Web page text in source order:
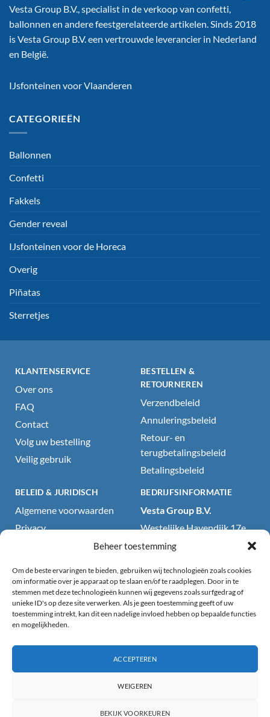
Beheer toestemming
Om de beste ervaringen te bieden, gebruiken wij technologieën zoals cookies
om informatie over je apparaat op te slaan en/of te raadplegen. Door in te
stemmen met deze technologieën kunnen wij gegevens zoals surfgedrag of
unieke ID's op deze site verwerken. Als je geen toestemming geeft of uw
toestemming intrekt, kan dit een nadelige invloed hebben op bepaalde functies
en mogelijkheden.
ACCEPTEREN
WEIGEREN
BEKIJK VOORKEUREN
Vesta Group B.V., specialist in de verkoop van confetti,
ballonnen en andere feestgerelateerde artikelen. Sinds 2018
is Vesta Group B.V. een vertrouwde leverancier in Nederland
en België.
IJsfonteinen voor Vlaanderen
CATEGORIEËN
Ballonnen
Confetti
Fakkels
Gender reveal
IJsfonteinen voor de Horeca
Overig
Piñatas
Sterretjes
KLANTENSERVICE
Over ons
FAQ
Contact
Volg uw bestelling
Veilig gebruik
BESTELLEN &
RETOURNEREN
Verzendbeleid
Annuleringsbeleid
Retour- en
terugbetalingsbeleid
Betalingsbeleid
BELEID & JURIDISCH
Algemene voorwaarden
Privacy
Website- en
productdisclaimer
Productveiligheidsdisclaimer
en gebruiksrichtlijnen
Toegankelijkheidsverklaring
BEDRIJFSINFORMATIE
Vesta Group B.V.
Westelijke Havendijk 17e
4703RA Roosendaal, NL
BTW: NL858707792B01
E-mail:
sales@partyproducts.be
Openingstijden: 09:00–
18:00 (ma–vr)
(GMT+01:00) Centraal-
Europese Standaardtijd